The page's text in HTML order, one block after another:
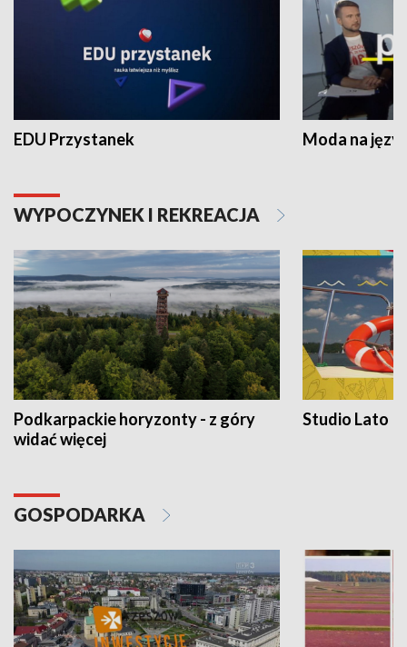
EDU Przystanek Moda na
WYPOCZYNEK I REKREACJA
Podkarpackie horyzonty - z góry
widać więcej
Studio Lato
GOSPODARKA